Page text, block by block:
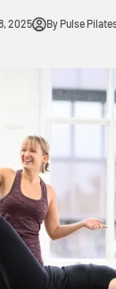
2025 By Pulse